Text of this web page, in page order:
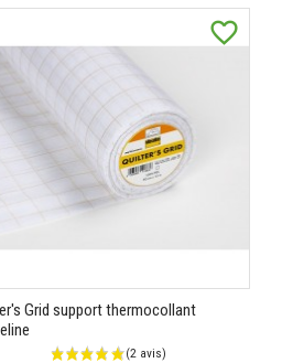
favorite_border
Grid support thermocollant